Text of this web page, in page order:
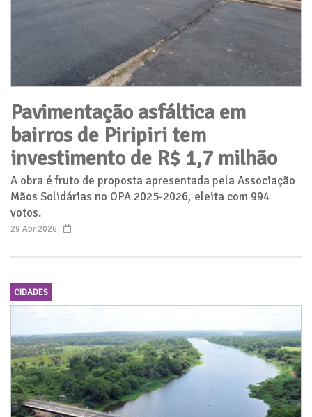
Pavimentação asfáltica em
bairros de Piripiri tem
investimento de R$ 1,7 milhão
A obra é fruto de proposta apresentada pela Associação
Mãos Solidárias no OPA 2025-2026, eleita com 994
votos.
29 Abr 2026
CIDADES